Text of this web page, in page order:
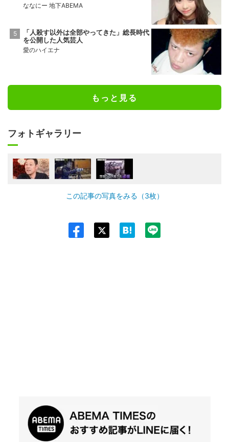
ななにー 地下ABEMA
「人殺す以外は全部やってきた」総長時代
を公開した人気芸人
愛のハイエナ
もっと見る
フォトギャラリー
この記事の写真をみる（3枚）